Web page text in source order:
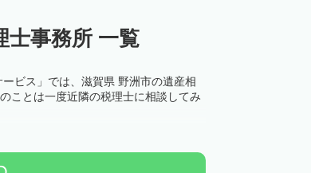
士事務所 一覧
ビス」では、滋賀県 野洲市の遺産相
ことは一度近隣の税理士に相談してみ